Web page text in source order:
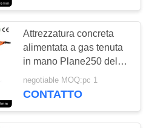
tamburi
25
Attrezzatura concreta
alimentata a gas tenuta
in mano Plane250 della
preparazione della
superficie della
negotiable MOQ:pc 1
CONTATTO